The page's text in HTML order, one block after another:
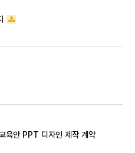
육안 PPT 디자인 제작 계약